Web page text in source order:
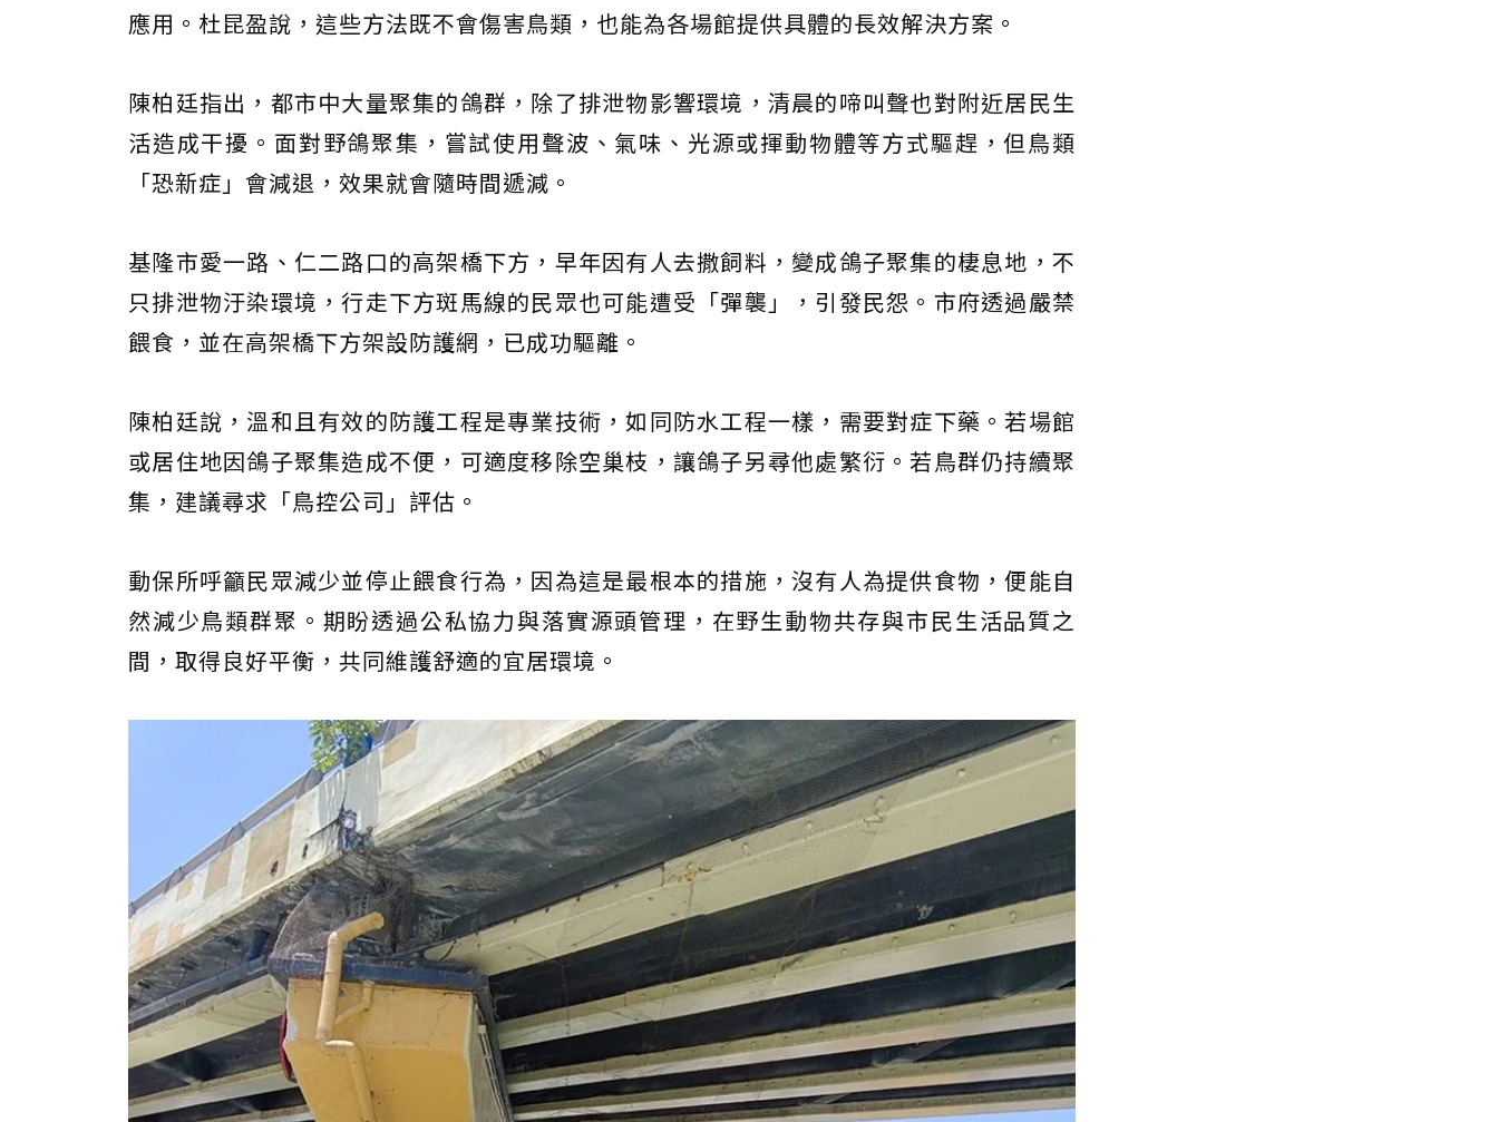
應用。杜昆盈說，這些方法既不會傷害鳥類，也能為各場館提供具體的長效解決方案。
陳柏廷指出，都市中大量聚集的鴿群，除了排泄物影響環境，清晨的啼叫聲也對附近居民生
活造成干擾。面對野鴿聚集，嘗試使用聲波、氣味、光源或揮動物體等方式驅趕，但鳥類
「恐新症」會減退，效果就會隨時間遞減。
基隆市愛一路、仁二路口的高架橋下方，早年因有人去撒飼料，變成鴿子聚集的棲息地，不
只排泄物汙染環境，行走下方斑馬線的民眾也可能遭受「彈襲」，引發民怨。市府透過嚴禁
餵食，並在高架橋下方架設防護網，已成功驅離。
陳柏廷說，溫和且有效的防護工程是專業技術，如同防水工程一樣，需要對症下藥。若場館
或居住地因鴿子聚集造成不便，可適度移除空巢枝，讓鴿子另尋他處繁衍。若鳥群仍持續聚
集，建議尋求「鳥控公司」評估。
動保所呼籲民眾減少並停止餵食行為，因為這是最根本的措施，沒有人為提供食物，便能自
然減少鳥類群聚。期盼透過公私協力與落實源頭管理，在野生動物共存與市民生活品質之
間，取得良好平衡，共同維護舒適的宜居環境。